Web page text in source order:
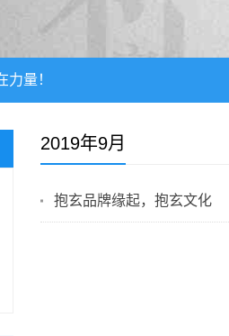
量！
2019年9月
抱玄品牌缘起，抱玄文化